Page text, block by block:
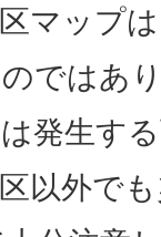
マップ
ではあ
発生す
以外で